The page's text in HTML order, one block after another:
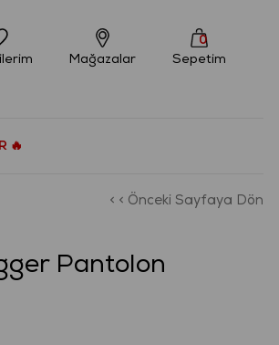
Sepetim
0
Mağazalar
🔥
< < Önceki Sayfaya Dön
Pantolon